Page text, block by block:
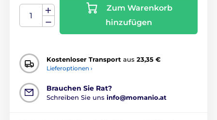
Zum Warenkorb
hinzufügen
Kostenloser Transport aus 23,35 €
Lieferoptionen ›
Brauchen Sie Rat?
Schreiben Sie uns info@momanio.at